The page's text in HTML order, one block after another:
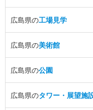
広島県の工場見学
広島県の美術館
広島県の公園
広島県のタワー・展望施